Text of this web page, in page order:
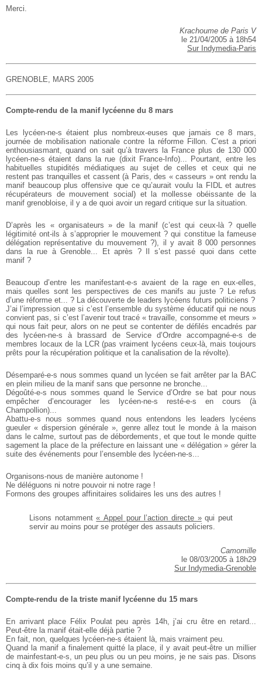
Merci.
Krachoume de Paris V
le 21/04/2005 à 18h54
Sur Indymedia-Paris
GRENOBLE, MARS 2005
Compte-rendu de la manif lycéenne du 8 mars
Les lycéen-ne-s étaient plus nombreux-euses que jamais ce 8 mars,
journée de mobilisation nationale contre la réforme Fillon. C’est a priori
enthousiasmant, quand on sait qu’à travers la France plus de 130 000
lycéen-ne-s étaient dans la rue (dixit France-Info)... Pourtant, entre les
habituelles stupidités médiatiques au sujet de celles et ceux qui ne
restent pas tranquilles et cassent (à Paris, des « casseurs » ont rendu la
manif beaucoup plus offensive que ce qu’aurait voulu la FIDL et autres
récupérateurs de mouvement social) et la mollesse obéissante de la
manif grenobloise, il y a de quoi avoir un regard critique sur la situation.
D’après les « organisateurs » de la manif (c’est qui ceux-là ? quelle
légitimité ont-ils à s’approprier le mouvement ? qui constitue la fameuse
délégation représentative du mouvement ?), il y avait 8 000 personnes
dans la rue à Grenoble... Et après ? Il s’est passé quoi dans cette
manif ?
Beaucoup d’entre les manifestant-e-s avaient de la rage en eux-elles,
mais quelles sont les perspectives de ces manifs au juste ? Le refus
d’une réforme et... ? La découverte de leaders lycéens futurs politiciens ?
J’ai l’impression que si c’est l’ensemble du système éducatif qui ne nous
convient pas, si c’est l’avenir tout tracé « travaille, consomme et meurs »
qui nous fait peur, alors on ne peut se contenter de défilés encadrés par
des lycéen-ne-s à brassard de Service d’Ordre accompagné-e-s de
membres locaux de la LCR (pas vraiment lycéens ceux-là, mais toujours
prêts pour la récupération politique et la canalisation de la révolte).
Désemparé-e-s nous sommes quand un lycéen se fait arrêter par la BAC
en plein milieu de la manif sans que personne ne bronche...
Dégoûté-e-s nous sommes quand le Service d’Ordre se bat pour nous
empêcher d’encourager les lycéen-ne-s resté-e-s en cours (à
Champollion)...
Abattu-e-s nous sommes quand nous entendons les leaders lycéens
gueuler « dispersion générale », genre allez tout le monde à la maison
dans le calme, surtout pas de débordements, et que tout le monde quitte
sagement la place de la préfecture en laissant une « délégation » gérer la
suite des événements pour l’ensemble des lycéen-ne-s...
Organisons-nous de manière autonome !
Ne déléguons ni notre pouvoir ni notre rage !
Formons des groupes affinitaires solidaires les uns des autres !
Lisons notamment« Appel pour l’action directe »qui peut
servir au moins pour se protéger des assauts policiers.
Camomille
le 08/03/2005 à 18h29
Sur Indymedia-Grenoble
Compte-rendu de la triste manif lycéenne du 15 mars
En arrivant place Félix Poulat peu après 14h, j’ai cru être en retard...
Peut-être la manif était-elle déjà partie ?
En fait, non, quelques lycéen-ne-s étaient là, mais vraiment peu.
Quand la manif a finalement quitté la place, il y avait peut-être un millier
de mainfestant-e-s, un peu plus ou un peu moins, je ne sais pas. Disons
cinq à dix fois moins qu’il y a une semaine.